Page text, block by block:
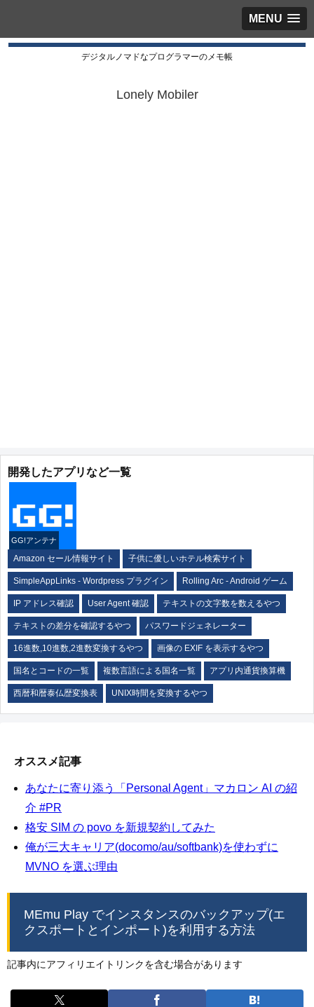
MENU
デジタルノマドなプログラマーのメモ帳
Lonely Mobiler
開発したアプリなど一覧
GG!アンテナ
Amazon セール情報サイト 子供に優しいホテル検索サイト
SimpleAppLinks - Wordpress プラグイン Rolling Arc - Android ゲーム
IP アドレス確認 User Agent 確認 テキストの文字数を数えるやつ
テキストの差分を確認するやつ パスワードジェネレーター
16進数,10進数,2進数変換するやつ 画像の EXIF を表示するやつ
国名とコードの一覧 複数言語による国名一覧 アプリ内通貨換算機
西暦和暦泰仏歴変換表 UNIX時間を変換するやつ
オススメ記事
あなたに寄り添う「Personal Agent」マカロン AI の紹
介 #PR
格安 SIM の povo を新規契約してみた
俺が三大キャリア(docomo/au/softbank)を使わずに
MVNO を選ぶ理由
MEmu Play でインスタンスのバックアップ(エ
クスポートとインポート)を利用する方法
記事内にアフィリエイトリンクを含む場合があります